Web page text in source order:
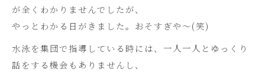
が全くわかりませんでしたが、
やっとわかる日がきました。おそすぎや～(笑)
水泳を集団で指導している時には、一人一人とゆっくり
話をする機会もありませんし、